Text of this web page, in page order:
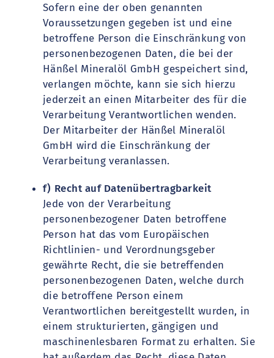
Sofern eine der oben genannten
Voraussetzungen gegeben ist und eine
betroffene Person die Einschränkung von
personenbezogenen Daten, die bei der
Hänßel Mineralöl GmbH gespeichert sind,
verlangen möchte, kann sie sich hierzu
jederzeit an einen Mitarbeiter des für die
Verarbeitung Verantwortlichen wenden.
Der Mitarbeiter der Hänßel Mineralöl
GmbH wird die Einschränkung der
Verarbeitung veranlassen.
f) Recht auf Datenübertragbarkeit
Jede von der Verarbeitung
personenbezogener Daten betroffene
Person hat das vom Europäischen
Richtlinien- und Verordnungsgeber
gewährte Recht, die sie betreffenden
personenbezogenen Daten, welche durch
die betroffene Person einem
Verantwortlichen bereitgestellt wurden, in
einem strukturierten, gängigen und
maschinenlesbaren Format zu erhalten. Sie